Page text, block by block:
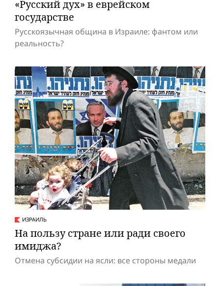
«Русский дух» в еврейском
государстве
Русскоязычная община в Израиле: фантом или
реальность?
ИЗРАИЛЬ
На пользу стране или ради своего
имиджа?
Отмена субсидии на ясли: все стороны медали